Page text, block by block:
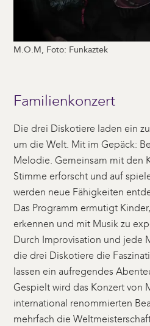
M.O.M, Foto: Funkaztek
Familienkonzert
Die drei Diskotiere laden ein
um die Welt. Mit im Gepäck:
Melodie. Gemeinsam mit den
Stimme erforscht und auf
werden neue Fähigkeiten
Das Programm ermutigt
erkennen und mit Musik zu
Durch Improvisation und jede
die drei Diskotiere die
lassen ein aufregendes
Gespielt wird das Konzert von
international renommierten
mehrfach die